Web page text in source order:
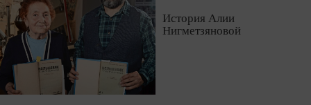
История Алии
Нигметзяновой